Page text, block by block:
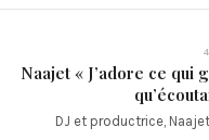
Naajet « J’adore ce qui
DJ et productrice,